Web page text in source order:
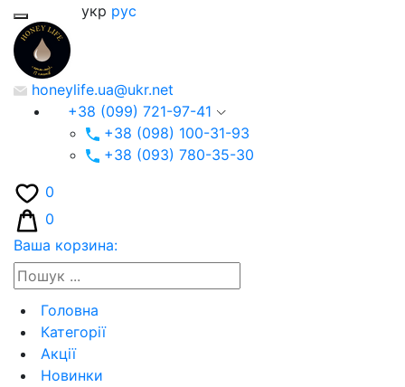
укр рус
honeylife.ua@ukr.net
+38 (099) 721-97-41
+38 (098) 100-31-93
+38 (093) 780-35-30
0
0
Ваша корзина:
Головна
Категорії
Акції
Новинки